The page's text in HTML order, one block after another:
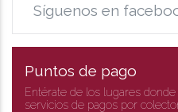
Síguenos en
Puntos de pago
Entérate de los lugares
servicios de pagos por